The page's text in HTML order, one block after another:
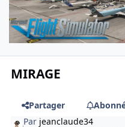
MIRAGE
Partager
Par jeanclaude34